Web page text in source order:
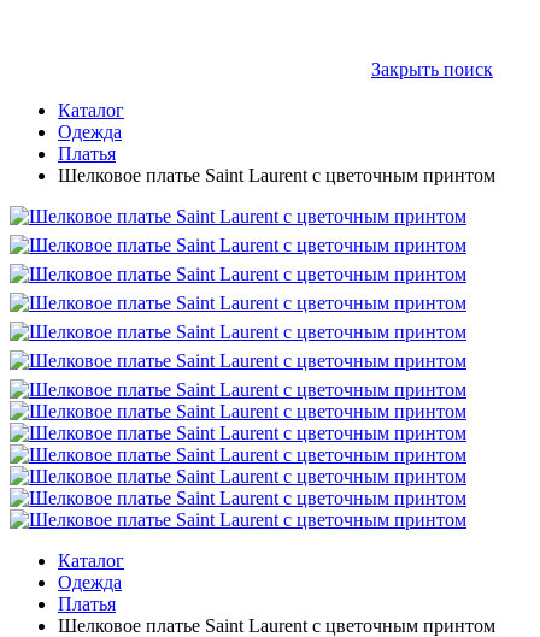
Закрыть поиск
Каталог
Одежда
Платья
Шелковое платье Saint Laurent с цветочным принтом
Каталог
Одежда
Платья
Шелковое платье Saint Laurent с цветочным принтом